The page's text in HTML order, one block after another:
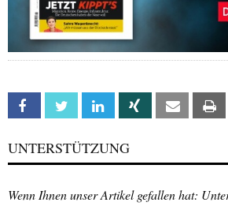
Facebook Twitter Linkedin Xing Email
UNTERSTÜTZUNG
Wenn Ihnen unser Artikel gefallen hat: